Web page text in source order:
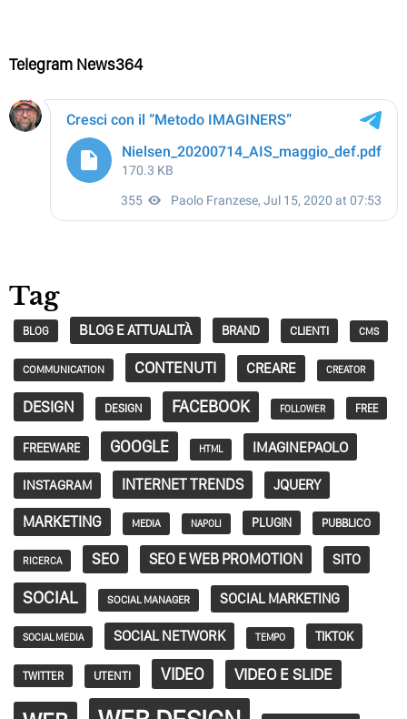
Telegram News364
Tag
BLOG BLOG E ATTUALITÀ BRAND CLIENTI CMS
COMMUNICATION CONTENUTI CREARE CREATOR
DESIGN DESIGN FACEBOOK FOLLOWER FREE
FREEWARE GOOGLE HTML IMAGINEPAOLO
INSTAGRAM INTERNET TRENDS JQUERY
MARKETING MEDIA NAPOLI PLUGIN PUBBLICO
RICERCA SEO SEO E WEB PROMOTION SITO
SOCIAL SOCIAL MANAGER SOCIAL MARKETING
SOCIAL MEDIA SOCIAL NETWORK TEMPO TIKTOK
TWITTER UTENTI VIDEO VIDEO E SLIDE